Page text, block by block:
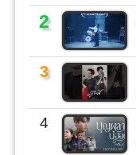
2
3
4